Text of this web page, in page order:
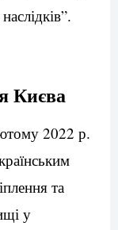
Києва
2022 р.
та
у